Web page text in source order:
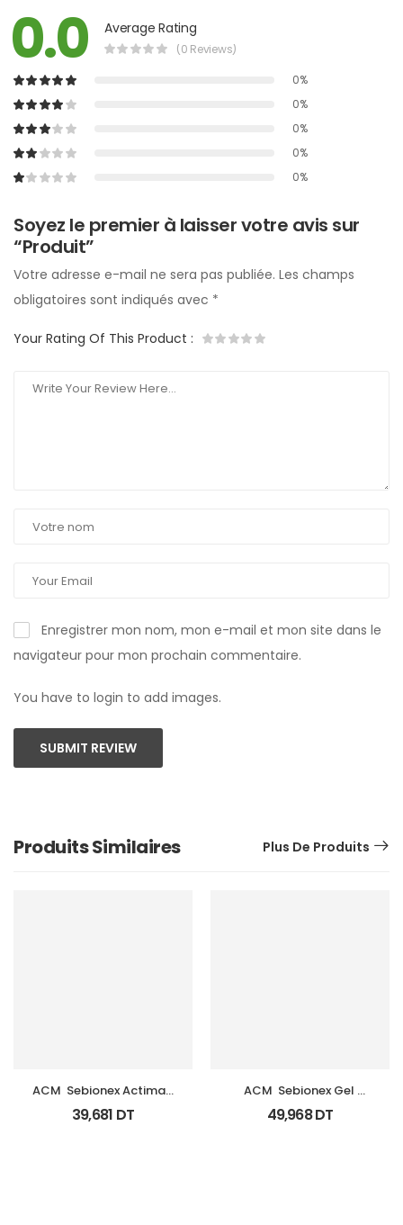
0.0 Average Rating
(0 Reviews)
0%
0%
0%
0%
0%
Soyez le premier à laisser votre avis sur
“Produit”
Votre adresse e-mail ne sera pas publiée. Les champs
obligatoires sont indiqués avec *
Your Rating Of This Product :
Enregistrer mon nom, mon e-mail et mon site dans le
navigateur pour mon prochain commentaire.
You have to login to add images.
SUBMIT REVIEW
Produits Similaires Plus De Produits
ACM  Sebionex Actimat
Soin Anti Imperfec Teint
40Ml
39,681 DT
ACM  Sebionex Gel
Nettoyant Purifiant Fl
200Ml
49,968DT